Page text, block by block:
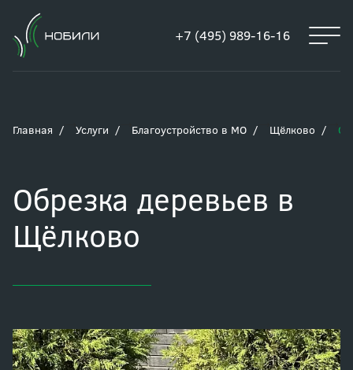
+7 (495) 989-16-16
Главная Услуги Благоустройство в МО Щёлково
Обрезка деревьев в
Щёлково